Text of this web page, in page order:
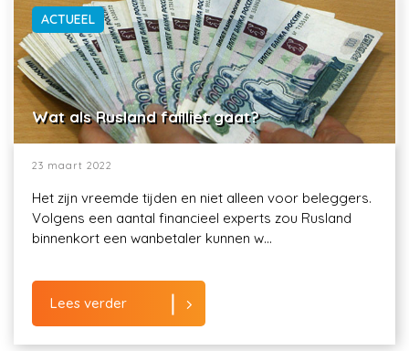
ACTUEEL
Wat als Rusland failliet gaat?
23 maart 2022
Het zijn vreemde tijden en niet alleen voor beleggers.
Volgens een aantal financieel experts zou Rusland
binnenkort een wanbetaler kunnen w...
Lees verder